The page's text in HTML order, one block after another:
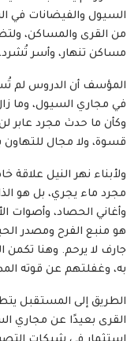
السيول والفيضانات في
من القرى والمساكن،
مساكن تنهار، وأسر
المؤسف أن الدروس لم
في مجاري السيول، وما
وكأن ما حدث مجرد عابر لن
قسوة، ولا مجال للتهاون
ولأبناء نهر النيل
مجرد ماء يجري، بل هو
وأغاني الحصاد،
هو منبع الفرح ومصدر
جارف لا يرحم. وهنا تكمن
به، وغفلتهم عن قوته
الطريق إلى المستقبل
القرى بعيدًا عن مجاري